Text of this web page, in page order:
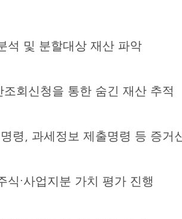
석 및 분할대상 재산 파악
조회신청을 통한 숨긴 재산 추적
령, 과세정보 제출명령 등 증거
식·사업지분 가치 평가 진행